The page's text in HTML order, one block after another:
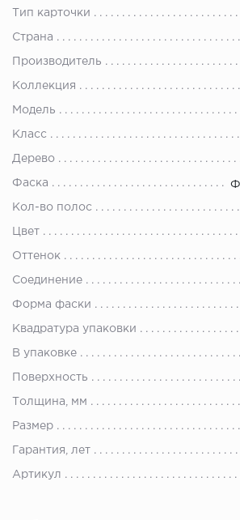
Тип карточки
Страна
Производитель
Коллекция
Модель
Класс
Дерево
Фаска
Кол-во полос
Цвет
Оттенок
Соединение
Форма фаски
Квадратура упаковки
В упаковке
Поверхность
Толщина, мм
Размер
Гарантия, лет
Артикул